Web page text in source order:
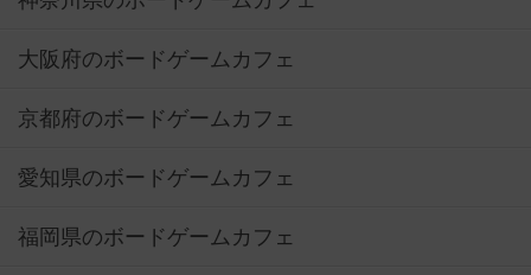
大阪府のボードゲームカフェ
京都府のボードゲームカフェ
愛知県のボードゲームカフェ
福岡県のボードゲームカフェ